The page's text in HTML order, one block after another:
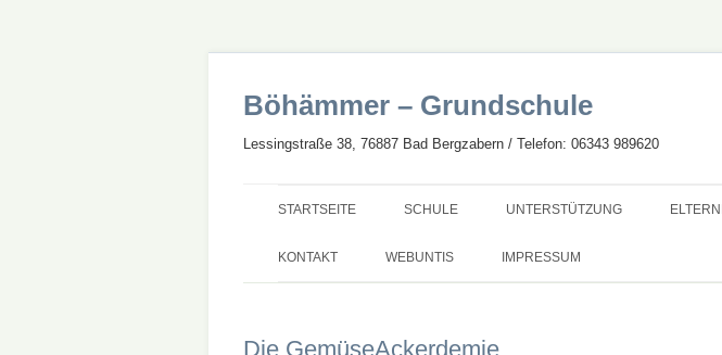
Böhämmer – Grundschule
Lessingstraße 38, 76887 Bad Bergzabern / Telefon: 06343 989620
STARTSEITE SCHULE
UNSERE SCHULE
SCHWERPUNKTSCHULE
UNTERSTÜTZUNG
SCHULSOZIALARBEIT
KONTAKT WEBUNTIS IMPRESSUM
Die GemüseAckerdemie